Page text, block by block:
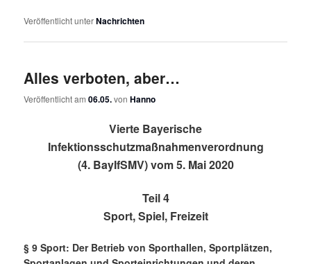
Veröffentlicht unterNachrichten
Alles verboten, aber…
Veröffentlicht am06.05.vonHanno
Vierte Bayerische
Infektionsschutzmaßnahmenverordnung
(4. BayIfSMV) vom 5. Mai 2020
Teil 4
Sport, Spiel, Freizeit
§ 9 Sport: Der Betrieb von Sporthallen, Sportplätzen,